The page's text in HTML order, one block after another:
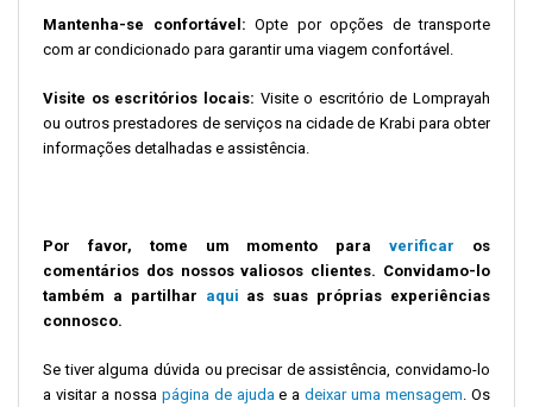
Mantenha-se confortável: Opte por opções de transporte
com ar condicionado para garantir uma viagem confortável.
Visite os escritórios locais: Visite o escritório de Lomprayah
ou outros prestadores de serviços na cidade de Krabi para obter
informações detalhadas e assistência.
Por favor, tome um momento paraverificar os
comentários dos nossos valiosos clientes. Convidamo-lo
também a partilhar aqui as suas próprias experiências
connosco.
Se tiver alguma dúvida ou precisar de assistência, convidamo-lo
a visitar a nossa página de ajudae adeixar uma mensagem. Os